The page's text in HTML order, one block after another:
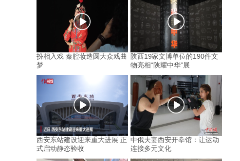
扮相入戏 秦腔妆造圆大众戏曲
梦
陕西19家文博单位的190件文
物亮相“陕耀中华”展
西安东站建设迎来重大进展 正
式启动静态验收
中俄夫妻西安开拳馆：让运动
连接多元文化